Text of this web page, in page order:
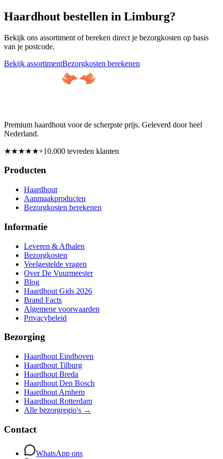
Haardhout bestellen in Limburg?
Bekijk ons assortiment of bereken direct je bezorgkosten op basis
van je postcode.
Bekijk assortimentBezorgkosten berekenen
Premium haardhout voor de scherpste prijs. Geleverd door heel
Nederland.
★★★★★+10.000 tevreden klanten
Producten
Haardhout
Aanmaakproducten
Bezorgkosten berekenen
Informatie
Leveren & Afhalen
Bezorgkosten
Veelgestelde vragen
Over De Vuurmeester
Blog
Haardhout Gids 2026
Brand Facts
Algemene voorwaarden
Privacybeleid
Bezorging
Haardhout Eindhoven
Haardhout Tilburg
Haardhout Breda
Haardhout Den Bosch
Haardhout Arnhem
Haardhout Rotterdam
Alle bezorgregio's →
Contact
WhatsApp ons